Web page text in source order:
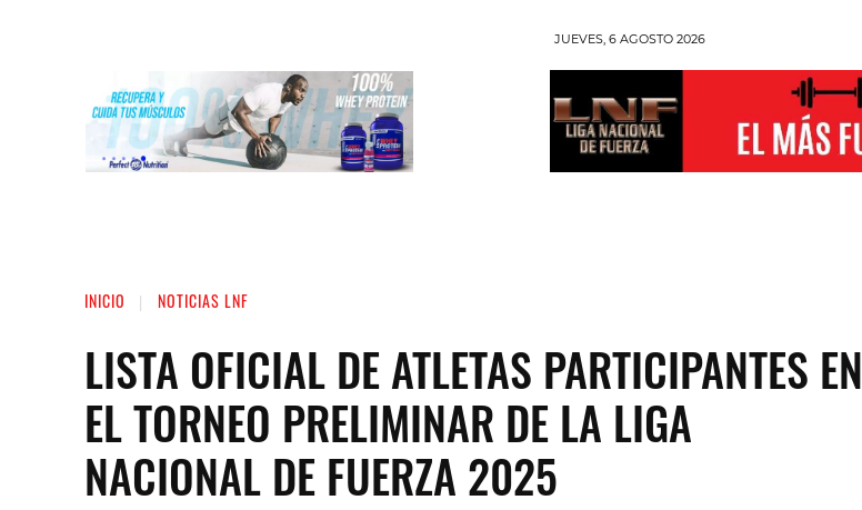
JUEVES, 6 AGOSTO 2026
INICIO NOTICIAS LNF
LISTA OFICIAL DE ATLETAS PARTICIPANTES EN
EL TORNEO PRELIMINAR DE LA LIGA
NACIONAL DE FUERZA 2025